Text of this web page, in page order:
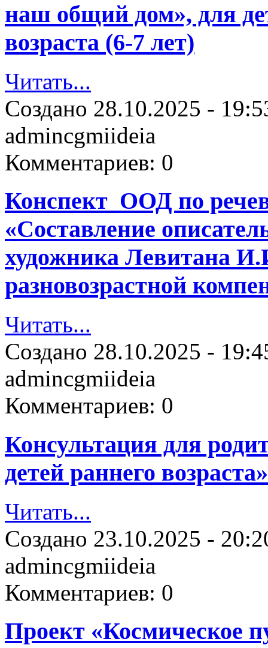
наш общий дом», для
возраста (6-7 лет)
Читать...
Создано 28.10.2025 -
admincgmiideia
Комментариев: 0
Конспект ООД по
«Составление
художника Левитана
разновозрастной
Читать...
Создано 28.10.2025 -
admincgmiideia
Комментариев: 0
Консультация для
детей раннего возраста»
Читать...
Создано 23.10.2025 -
admincgmiideia
Комментариев: 0
Проект «Космическое